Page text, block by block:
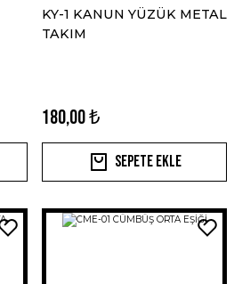
KY-1 KANUN YÜZÜK METAL
TAKIM
180,00 ₺
Sepete Ekle